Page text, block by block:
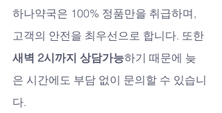
하나약국은 100% 정품만을 취급하며,
고객의 안전을 최우선으로 합니다. 또한
새벽 2시까지 상담가능하기 때문에 늦
은 시간에도 부담 없이 문의할 수 있습니
다.